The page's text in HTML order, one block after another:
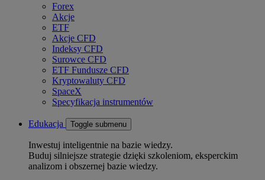
Forex
Akcje
ETF
Akcje CFD
Indeksy CFD
Surowce CFD
ETF Fundusze CFD
Kryptowaluty CFD
SpaceX
Specyfikacja instrumentów
Edukacja Toggle submenu
Inwestuj inteligentnie na bazie wiedzy.
Buduj silniejsze strategie dzięki szkoleniom, eksperckim
analizom i obszernej bazie wiedzy.